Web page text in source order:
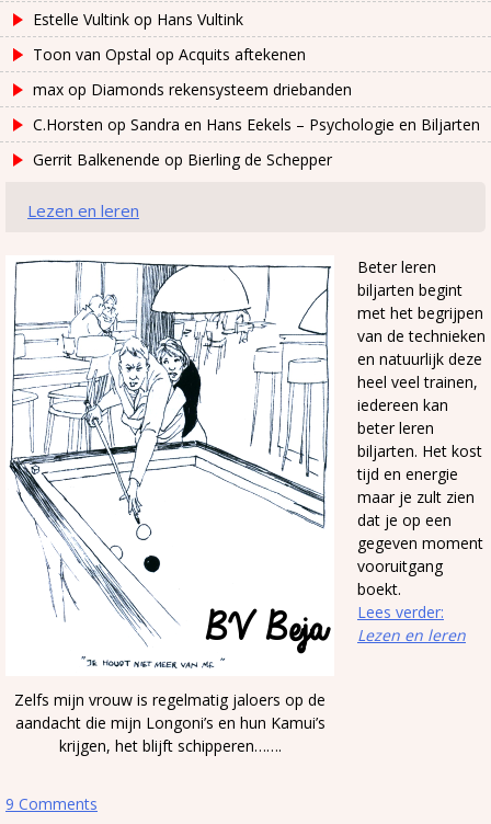
Estelle Vultink op Hans Vultink
Toon van Opstal op Acquits aftekenen
max op Diamonds rekensysteem driebanden
C.Horsten op Sandra en Hans Eekels – Psychologie en Biljarten
Gerrit Balkenende op Bierling de Schepper
Lezen en leren
Zelfs mijn vrouw is regelmatig jaloers op de
aandacht die mijn Longoni’s en hun Kamui’s
krijgen, het blijft schipperen…….
Beter leren
biljarten begint
met het begrijpen
van de technieken
en natuurlijk deze
heel veel trainen,
iedereen kan
beter leren
biljarten. Het kost
tijd en energie
maar je zult zien
dat je op een
gegeven moment
vooruitgang
boekt.
Lees verder:
Lezen en leren
9 Comments